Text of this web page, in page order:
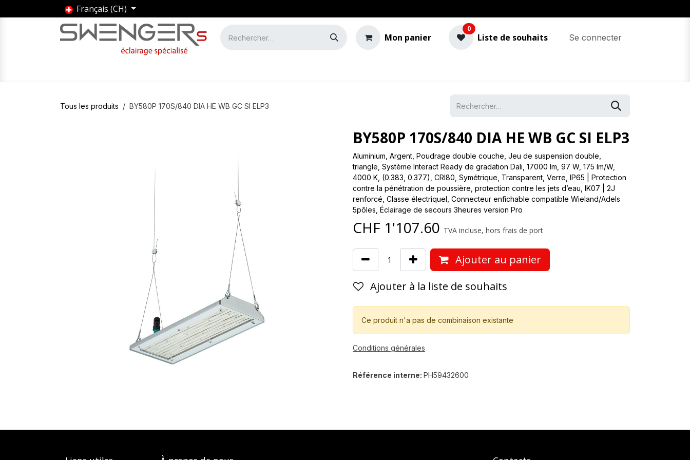
Se rendre au contenu
Français (CH)
Mon panier
0
Liste de souhaits Se connecter
Tous les produits BY580P 170S/840 DIA HE WB GC SI ELP3
BY580P 170S/840 DIA HE WB GC SI ELP3
Aluminium, Argent, Poudrage double couche, Jeu de suspension double,
triangle, Système Interact Ready de gradation Dali, 17000 lm, 97 W, 175 lm/W,
4000 K, (0.383, 0.377), CRI80, Symétrique, Transparent, Verre, IP65 | Protection
contre la pénétration de poussière, protection contre les jets d’eau, IK07 | 2J
renforcé, Classe électriqueI, Connecteur enfichable compatible Wieland/Adels
5pôles, Éclairage de secours 3heures version Pro
CHF 1'107.60 TVA incluse, hors frais de port
Ajouter au panier
Ajouter à la liste de souhaits
Ce produit n'a pas de combinaison existante
Conditions générales
Référence interne: PH59432600